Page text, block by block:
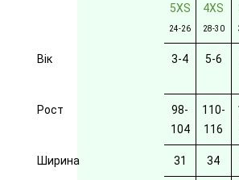
5XS
24-26
4XS
28-30
Вік 3-4 5-6
Рост
98-
104
110-
116
Ширина 31 34